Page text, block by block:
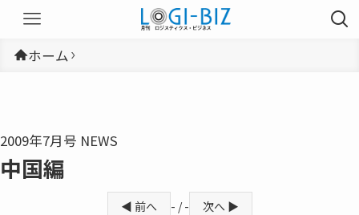
ホーム
2009年7月号 NEWS
中国編
◀ 前へ - / - 次へ ▶